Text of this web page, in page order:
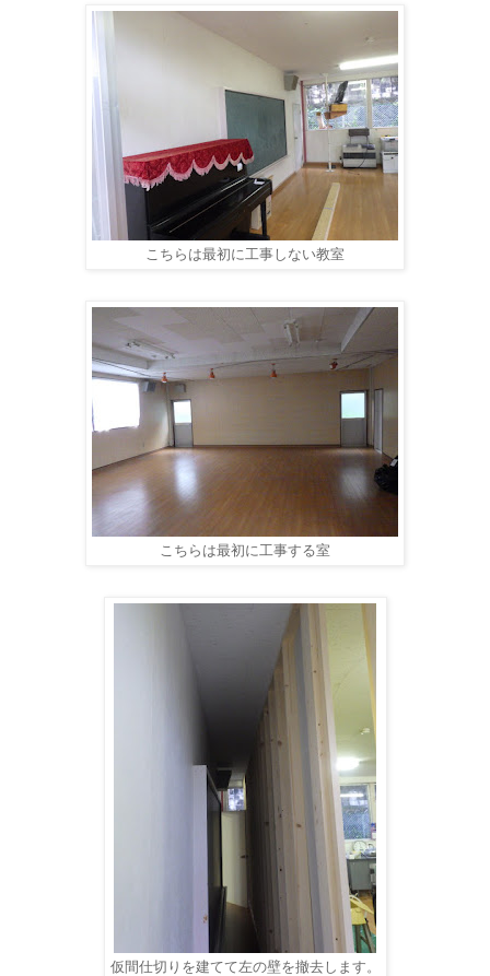
こちらは最初に工事しない教室
こちらは最初に工事する室
仮間仕切りを建てて左の壁を撤去します。